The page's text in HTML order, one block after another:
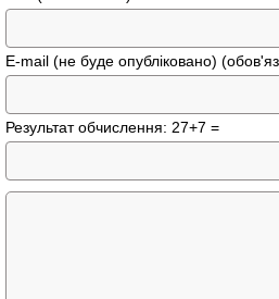
E-mail (не буде опубліковано)
Результат обчислення: 27+7 =